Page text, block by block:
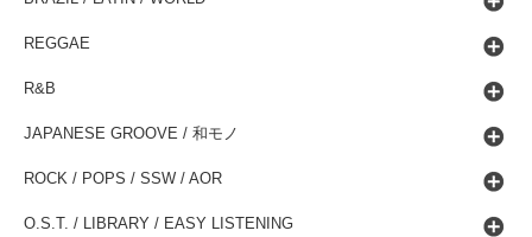
REGGAE
R&B
JAPANESE GROOVE / 和モノ
ROCK / POPS / SSW / AOR
O.S.T. / LIBRARY / EASY LISTENING